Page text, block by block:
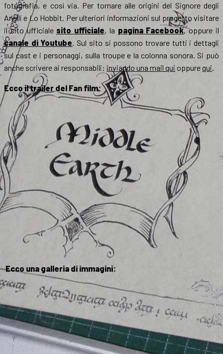
fotografia, e così via. Per tornare alle origini del Signore degli
Anelli e Lo Hobbit. Per ulteriori informazioni sul progetto visitare
il sito ufficiale sito ufficiale, la pagina Facebook, oppure il
canale di Youtube. Sul sito si possono trovare tutti i dettagli
sul cast e i personaggi, sulla troupe e la colonna sonora. Si può
anche scrivere ai responsabili: inviando una mail qui oppurequi.
Ecco il trailer del Fan film:
Ecco una galleria di immagini: